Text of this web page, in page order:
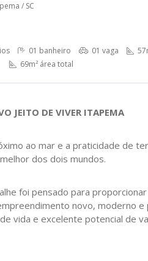
/ SC
01 banheiro 01 vaga
69m² área total
JEITO DE VIVER ITAPEMA
ao mar e a praticidade de
dos dois mundos.
foi pensado para
novo, moderno e
vida e excelente potencial de